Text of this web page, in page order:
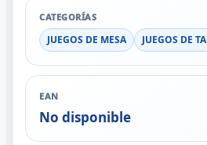
CATEGORÍAS
JUEGOS DE MESA JUEGOS DE
EAN
No disponible